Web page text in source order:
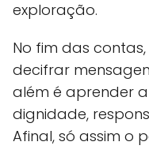
exploração.
No fim das
decifrar
além é aprender
dignidade,
Afinal, só assim o